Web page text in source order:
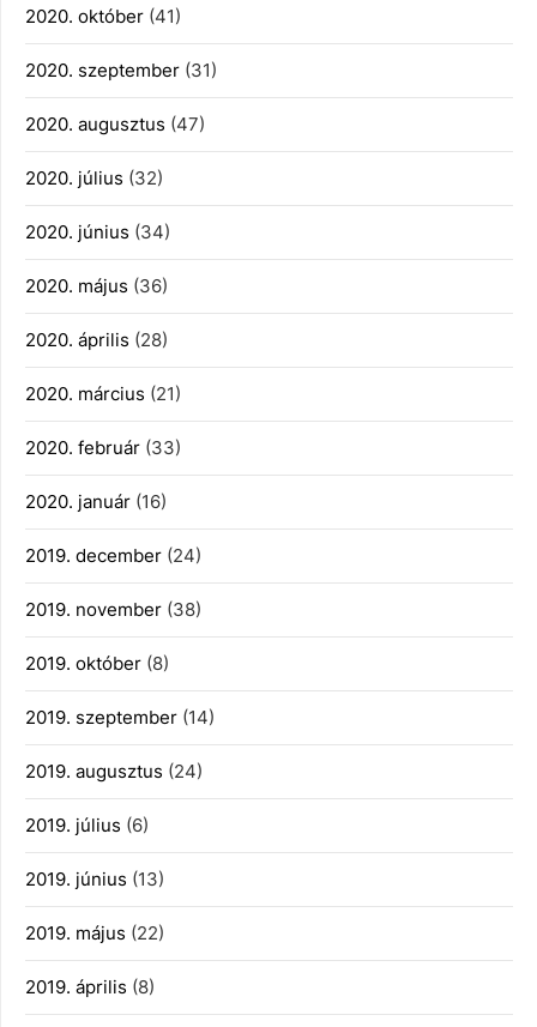
2020. október (41)
2020. szeptember (31)
2020. augusztus (47)
2020. július (32)
2020. június (34)
2020. május (36)
2020. április (28)
2020. március (21)
2020. február (33)
2020. január (16)
2019. december (24)
2019. november (38)
2019. október (8)
2019. szeptember (14)
2019. augusztus (24)
2019. július (6)
2019. június (13)
2019. május (22)
2019. április (8)